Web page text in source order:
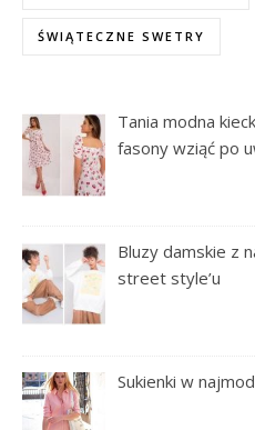
ŚWIĄTECZNE SWETRY
Tania modna
fasony wziąć po
Bluzy damskie z
street style’u
Sukienki w